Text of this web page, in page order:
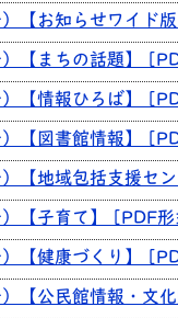
【お知らせワイド
【まちの話題】
【情報ひろば】
【図書館情報】
【地域包括支援
【子育て】 [PDF
【健康づくり】
【公民館情報・